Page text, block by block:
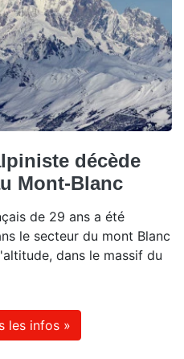
décède
Mont-Blanc
de 29 ans a été
le secteur du mont Blanc
dans le massif du
les infos »